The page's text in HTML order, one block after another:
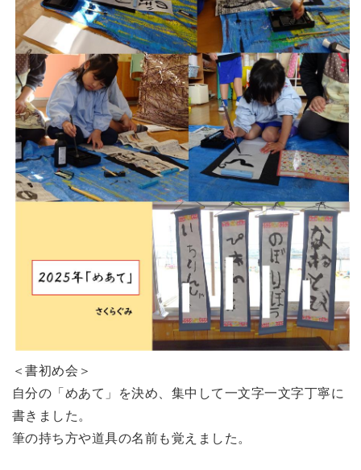
＜書初め会＞
自分の「めあて」を決め、集中して一文字一文字丁寧に
書きました。
筆の持ち方や道具の名前も覚えました。